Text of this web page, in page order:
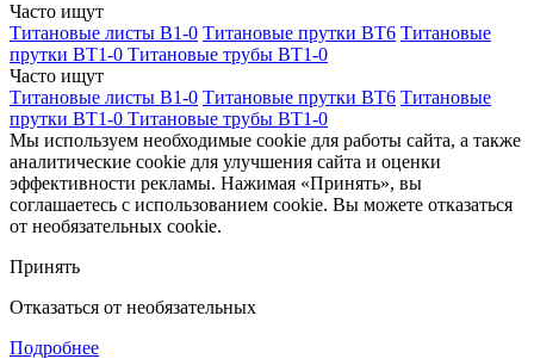
Часто ищут
Титановые листы В1-0 Титановые прутки ВТ6 Титановые
прутки ВТ1-0 Титановые трубы ВТ1-0
Часто ищут
Титановые листы В1-0 Титановые прутки ВТ6 Титановые
прутки ВТ1-0 Титановые трубы ВТ1-0
Мы используем необходимые cookie для работы сайта, а также
аналитические cookie для улучшения сайта и оценки
эффективности рекламы. Нажимая «Принять», вы
соглашаетесь с использованием cookie. Вы можете отказаться
от необязательных cookie.
Принять
Отказаться от необязательных
Подробнее